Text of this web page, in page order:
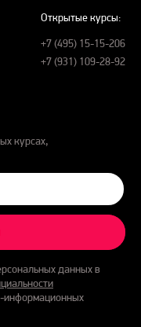
Открытые курсы:
+7 (495) 15-15-206
+7 (931) 109-28-92
курсах,
данных в
информационных